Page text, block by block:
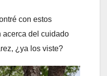
con estos
acerca del cuidado
¿ya los viste?